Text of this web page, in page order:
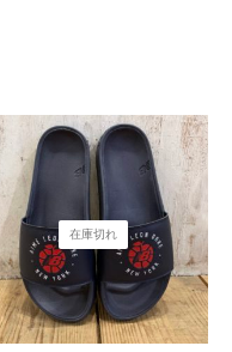
在庫切れ